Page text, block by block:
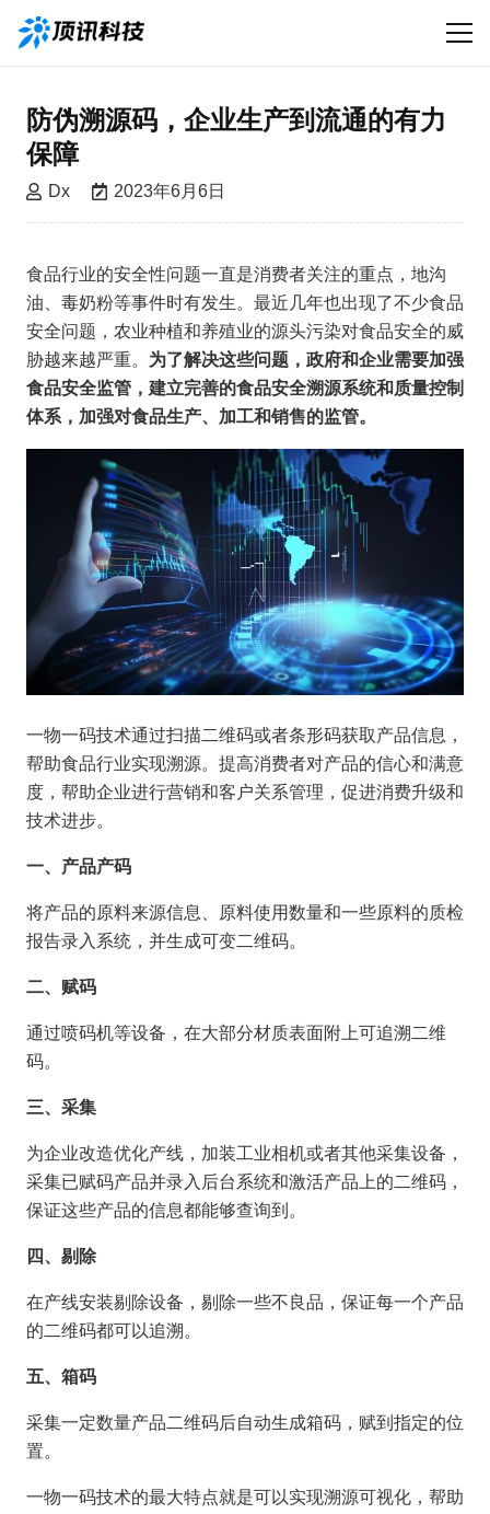
防伪溯源码，企业生产到流通的有力
保障
Dx 2023年6月6日
食品行业的安全性问题一直是消费者关注的重点，地沟
油、毒奶粉等事件时有发生。最近几年也出现了不少食品
安全问题，农业种植和养殖业的源头污染对食品安全的威
胁越来越严重。 为了解决这些问题，政府和企业需要加强
食品安全监管，建立完善的食品安全溯源系统和质量控制
体系，加强对食品生产、加工和销售的监管。
一物一码技术通过扫描二维码或者条形码获取产品信息，
帮助食品行业实现溯源。提高消费者对产品的信心和满意
度，帮助企业进行营销和客户关系管理，促进消费升级和
技术进步。
一、产品产码
将产品的原料来源信息、原料使用数量和一些原料的质检
报告录入系统，并生成可变二维码。
二、赋码
通过喷码机等设备，在大部分材质表面附上可追溯二维
码。
三、采集
为企业改造优化产线，加装工业相机或者其他采集设备，
采集已赋码产品并录入后台系统和激活产品上的二维码，
保证这些产品的信息都能够查询到。
四、剔除
在产线安装剔除设备，剔除一些不良品，保证每一个产品
的二维码都可以追溯。
五、箱码
采集一定数量产品二维码后自动生成箱码，赋到指定的位
置。
一物一码技术的最大特点就是可以实现溯源可视化，帮助